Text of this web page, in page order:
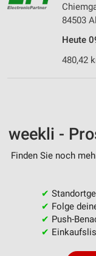
84503
Heute
480,42
weekli -
Finden Sie noch
✔
✔ Folge
✔ Push-
✔